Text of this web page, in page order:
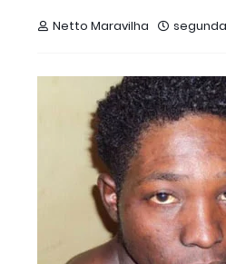
Netto Maravilha